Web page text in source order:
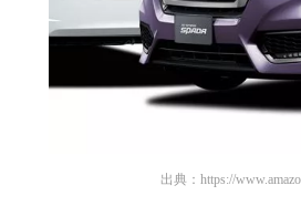
出典： https://